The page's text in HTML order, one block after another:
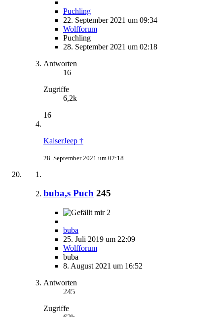
Puchling
22. September 2021 um 09:34
Wolfforum
Puchling
28. September 2021 um 02:18
Antworten
16
Zugriffe
6,2k
16
KaiserJeep †
28. September 2021 um 02:18
buba,s Puch 245
2
buba
25. Juli 2019 um 22:09
Wolfforum
buba
8. August 2021 um 16:52
Antworten
245
Zugriffe